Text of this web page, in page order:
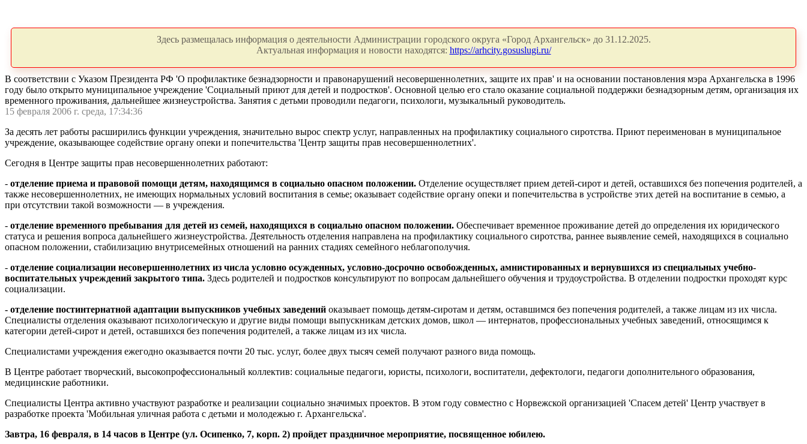
Здесь размещалась информация о деятельности Администрации городского округа «Город Архангельск» до 31.12.2025.
Актуальная информация и новости находятся: https://arhcity.gosuslugi.ru/
В соответствии с Указом Президента РФ 'О профилактике безнадзорности и правонарушений несовершеннолетних, защите их прав' и на основании постановления мэра Архангельска в 1996
году было открыто муниципальное учреждение 'Социальный приют для детей и подростков'. Основной целью его стало оказание социальной поддержки безнадзорным детям, организация их
временного проживания, дальнейшее жизнеустройства. Занятия с детьми проводили педагоги, психологи, музыкальный руководитель.
15 февраля 2006 г. среда, 17:34:36
За десять лет работы расширились функции учреждения, значительно вырос спектр услуг, направленных на профилактику социального сиротства. Приют переименован в муниципальное
учреждение, оказывающее содействие органу опеки и попечительства 'Центр защиты прав несовершеннолетних'.
Сегодня в Центре защиты прав несовершеннолетних работают:
- отделение приема и правовой помощи детям, находящимся в социально опасном положении. Отделение осуществляет прием детей-сирот и детей, оставшихся без попечения родителей, а
также несовершеннолетних, не имеющих нормальных условий воспитания в семье; оказывает содействие органу опеки и попечительства в устройстве этих детей на воспитание в семью, а
при отсутствии такой возможности — в учреждения.
- отделение временного пребывания для детей из семей, находящихся в социально опасном положении. Обеспечивает временное проживание детей до определения их юридического
статуса и решения вопроса дальнейшего жизнеустройства. Деятельность отделения направлена на профилактику социального сиротства, раннее выявление семей, находящихся в социально
опасном положении, стабилизацию внутрисемейных отношений на ранних стадиях семейного неблагополучия.
- отделение социализации несовершеннолетних из числа условно осужденных, условно-досрочно освобожденных, амнистированных и вернувшихся из специальных учебно-
воспитательных учреждений закрытого типа. Здесь родителей и подростков консультируют по вопросам дальнейшего обучения и трудоустройства. В отделении подростки проходят курс
социализации.
- отделение постинтернатной адаптации выпускников учебных заведений оказывает помощь детям-сиротам и детям, оставшимся без попечения родителей, а также лицам из их числа.
Специалисты отделения оказывают психологическую и другие виды помощи выпускникам детских домов, школ — интернатов, профессиональных учебных заведений, относящимся к
категории детей-сирот и детей, оставшихся без попечения родителей, а также лицам из их числа.
Специалистами учреждения ежегодно оказывается почти 20 тыс. услуг, более двух тысяч семей получают разного вида помощь.
В Центре работает творческий, высокопрофессиональный коллектив: социальные педагоги, юристы, психологи, воспитатели, дефектологи, педагоги дополнительного образования,
медицинские работники.
Специалисты Центра активно участвуют разработке и реализации социально значимых проектов. В этом году совместно с Норвежской организацией 'Спасем детей' Центр участвует в
разработке проекта 'Мобильная уличная работа с детьми и молодежью г. Архангельска'.
Завтра, 16 февраля, в 14 часов в Центре (ул. Осипенко, 7, корп. 2) пройдет праздничное мероприятие, посвященное юбилею.